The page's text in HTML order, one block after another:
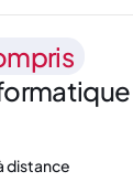
distance